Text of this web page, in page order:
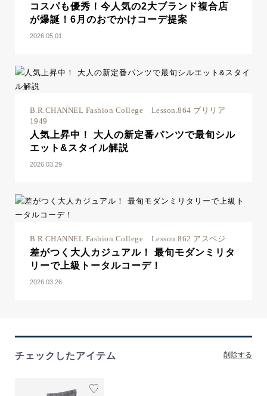
コスパも優秀！今人気の2大ブランド複合店
が爆誕！6月のおでかけコーデ提案
2026.05.01
B.R.CHANNEL Fashion College Lesson.864 ブリリア
1949
人気上昇中！ 大人の新定番パンツで最旬シル
エット&スタイル解説
2026.03.29
B.R.CHANNEL Fashion College Lesson.862 アスペジ
差がつく大人カジュアル！ 最旬モダンミリタ
リーで上級トータルコーデ！
2026.03.26
チェックしたアイテム 削除する